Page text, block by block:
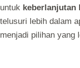
untuk keberlanjutan
telusuri lebih dalam
menjadi pilihan yang